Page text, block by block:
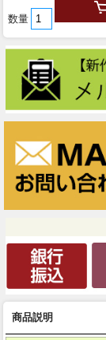
数量
商品説明